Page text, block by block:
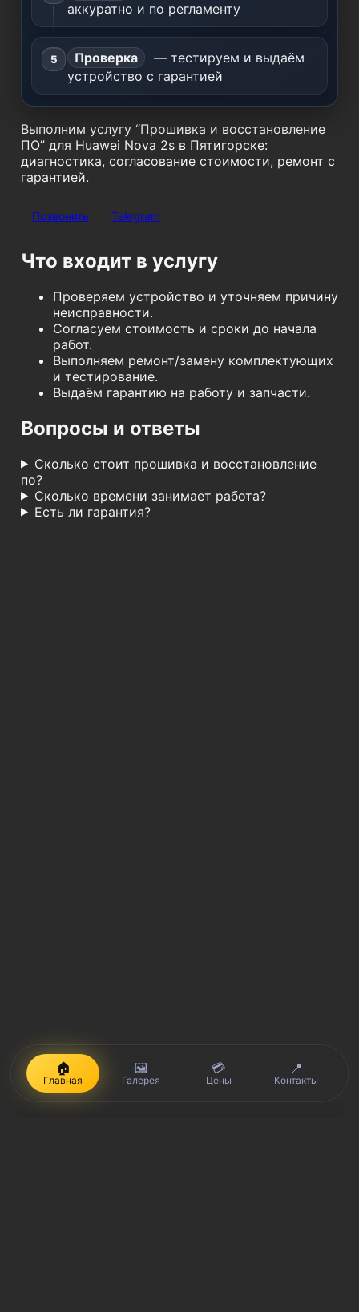
аккуратно и по регламенту
Проверка
— тестируем и выдаём
устройство с гарантией
Выполним услугу “Прошивка и восстановление
ПО” для Huawei Nova 2s в Пятигорске:
диагностика, согласование стоимости, ремонт с
гарантией.
Позвонить Telegram
Что входит в услугу
Проверяем устройство и уточняем причину
неисправности.
Согласуем стоимость и сроки до начала
работ.
Выполняем ремонт/замену комплектующих
и тестирование.
Выдаём гарантию на работу и запчасти.
Вопросы и ответы
Сколько стоит прошивка и восстановление
по?
Сколько времени занимает работа?
Есть ли гарантия?
🏠
Главная
🖼️
Галерея
💳
Цены
📍
Контакты